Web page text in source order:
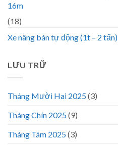
16m
(18)
Xe nâng bán tự động (1t – 2 tấn)
LƯU TRỮ
Tháng Mười Hai 2025(3)
Tháng Chín 2025(9)
Tháng Tám 2025(3)